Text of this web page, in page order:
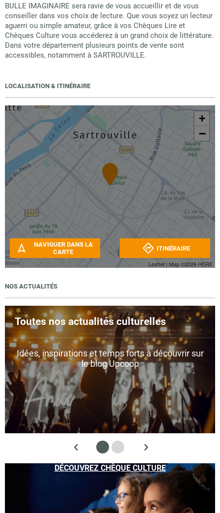
BULLE IMAGINAIRE sera ravie de vous accueillir et de vous
conseiller dans vos choix de lecture. Que vous soyez un lecteur
aguerri ou simple amateur, grâce à vos Chèques Lire et
Chèques Culture vous accéderez à un grand choix de littérature.
Dans votre département plusieurs points de vente sont
accessibles, notamment à SARTROUVILLE.
LOCALISATION & ITINÉRAIRE
+
−
Leaflet | Map ©2026 HERE
NAVIGUER DANS LA
CARTE
ITINÉRAIRE
NOS ACTUALITÉS
Toutes nos actualités culturelles
Idées, inspirations et temps forts à découvrir sur
le blog Upcoop
DÉCOUVREZ CHÈQUE CULTURE